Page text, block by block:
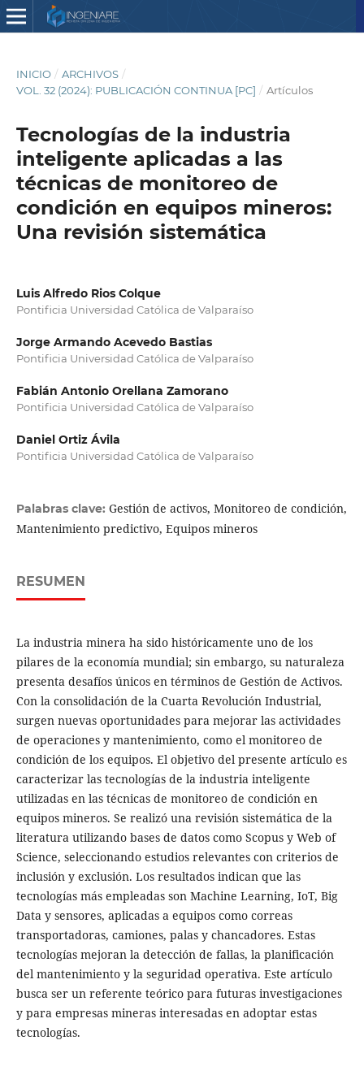
INICIO / ARCHIVOS /
VOL. 32 (2024): PUBLICACIÓN CONTINUA [PC] / Artículos
Tecnologías de la industria
inteligente aplicadas a las
técnicas de monitoreo de
condición en equipos mineros:
Una revisión sistemática
Luis Alfredo Rios Colque
Pontificia Universidad Católica de Valparaíso
Jorge Armando Acevedo Bastias
Pontificia Universidad Católica de Valparaíso
Fabián Antonio Orellana Zamorano
Pontificia Universidad Católica de Valparaíso
Daniel Ortiz Ávila
Pontificia Universidad Católica de Valparaíso
Palabras clave: Gestión de activos, Monitoreo de condición,
Mantenimiento predictivo, Equipos mineros
RESUMEN
La industria minera ha sido históricamente uno de los
pilares de la economía mundial; sin embargo, su naturaleza
presenta desafíos únicos en términos de Gestión de Activos.
Con la consolidación de la Cuarta Revolución Industrial,
surgen nuevas oportunidades para mejorar las actividades
de operaciones y mantenimiento, como el monitoreo de
condición de los equipos. El objetivo del presente artículo es
caracterizar las tecnologías de la industria inteligente
utilizadas en las técnicas de monitoreo de condición en
equipos mineros. Se realizó una revisión sistemática de la
literatura utilizando bases de datos como Scopus y Web of
Science, seleccionando estudios relevantes con criterios de
inclusión y exclusión. Los resultados indican que las
tecnologías más empleadas son Machine Learning, IoT, Big
Data y sensores, aplicadas a equipos como correas
transportadoras, camiones, palas y chancadores. Estas
tecnologías mejoran la detección de fallas, la planificación
del mantenimiento y la seguridad operativa. Este artículo
busca ser un referente teórico para futuras investigaciones
y para empresas mineras interesadas en adoptar estas
tecnologías.